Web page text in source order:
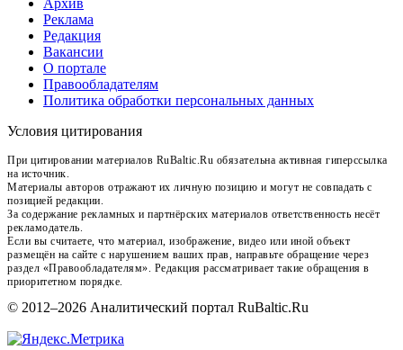
Реклама
Редакция
Вакансии
О портале
Правообладателям
Политика обработки персональных данных
Условия цитирования
При цитировании материалов RuBaltic.Ru обязательна активная гиперссылка
на источник.
Материалы авторов отражают их личную позицию и могут не совпадать с
позицией редакции.
За содержание рекламных и партнёрских материалов ответственность несёт
рекламодатель.
Если вы считаете, что материал, изображение, видео или иной объект
размещён на сайте с нарушением ваших прав, направьте обращение через
раздел «Правообладателям». Редакция рассматривает такие обращения в
приоритетном порядке.
© 2012–2026 Аналитический портал RuBaltic.Ru